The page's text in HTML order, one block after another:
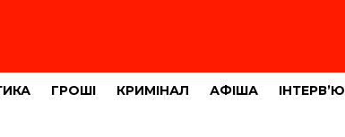
ГРОШІ КРИМІНАЛ АФІША ІНТЕРВ’Ю